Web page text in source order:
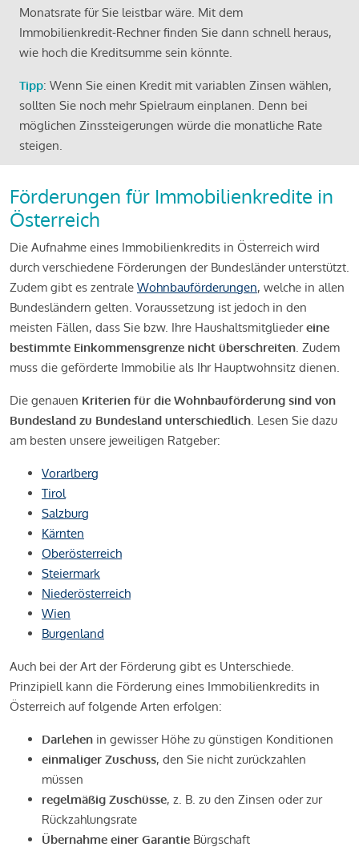
Monatsrate für Sie leistbar wäre. Mit dem
Immobilienkredit-Rechner finden Sie dann schnell heraus,
wie hoch die Kreditsumme sein könnte.
Tipp: Wenn Sie einen Kredit mit variablen Zinsen wählen,
sollten Sie noch mehr Spielraum einplanen. Denn bei
möglichen Zinssteigerungen würde die monatliche Rate
steigen.
Förderungen für Immobilienkredite in
Österreich
Die Aufnahme eines Immobilienkredits in Österreich wird
durch verschiedene Förderungen der Bundesländer unterstützt.
Zudem gibt es zentrale Wohnbauförderungen, welche in allen
Bundesländern gelten. Voraussetzung ist jedoch in den
meisten Fällen, dass Sie bzw. Ihre Haushaltsmitgliedereine
bestimmte Einkommensgrenze nicht überschreiten. Zudem
muss die geförderte Immobilie als Ihr Hauptwohnsitz dienen.
Die genauen Kriterien für die Wohnbauförderung sind von
Bundesland zu Bundesland unterschiedlich. Lesen Sie dazu
am besten unsere jeweiligen Ratgeber:
Vorarlberg
Tirol
Salzburg
Kärnten
Oberösterreich
Steiermark
Niederösterreich
Wien
Burgenland
Auch bei der Art der Förderung gibt es Unterschiede.
Prinzipiell kann die Förderung eines Immobilienkredits in
Österreich auf folgende Arten erfolgen:
Darlehen in gewisser Höhe zu günstigen Konditionen
einmaliger Zuschuss, den Sie nicht zurückzahlen
müssen
regelmäßig Zuschüsse, z. B. zu den Zinsen oder zur
Rückzahlungsrate
Übernahme einer Garantie Bürgschaft